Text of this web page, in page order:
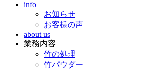
info
お知らせ
お客様の声
about us
業務内容
竹の処理
竹パウダー